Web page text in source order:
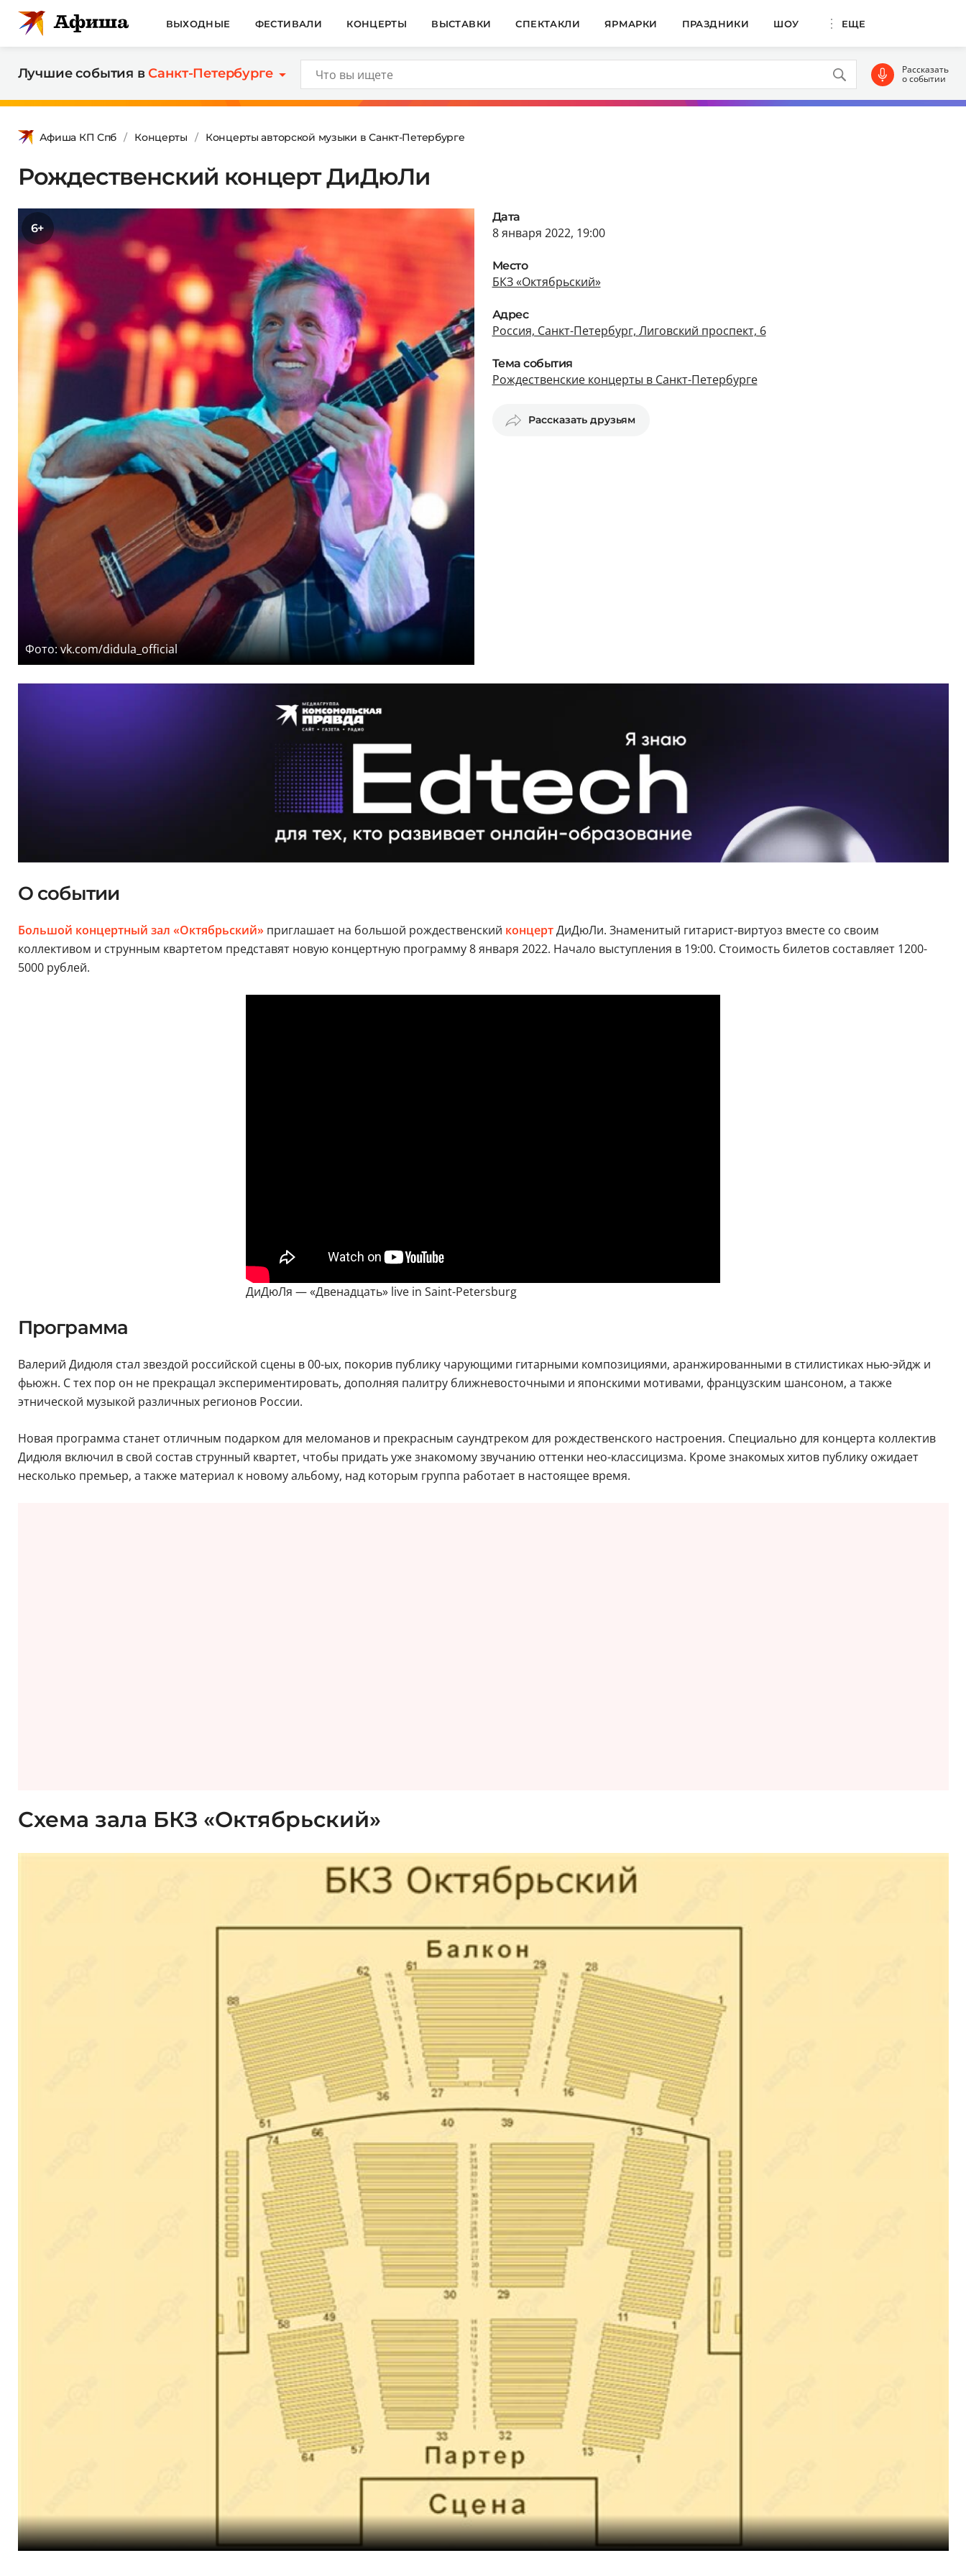
ВЫХОДНЫЕ ФЕСТИВАЛИ КОНЦЕРТЫ ВЫСТАВКИ СПЕКТАКЛИ ЯРМАРКИ ПРАЗДНИКИ ШОУ ЕЩЕ
Лучшие события вСанкт-Петербурге Рассказать
о событии
Афиша КП Спб Концерты Концерты авторской музыки в Санкт-Петербурге
Рождественский концерт ДиДюЛи
6+
Фото: vk.com/didula_official
Дата
8 января 2022, 19:00
Место
БКЗ «Октябрьский»
Адрес
Россия, Санкт-Петербург, Лиговский проспект, 6
Тема события
Рождественские концерты в Санкт-Петербурге
Рассказать друзьям
О событии
Большой концертный зал «Октябрьский» приглашает на большой рождественский концертДиДюЛи. Знаменитый гитарист-виртуоз вместе со своим
коллективом и струнным квартетом представят новую концертную программу 8 января 2022. Начало выступления в 19:00. Стоимость билетов составляет 1200-
5000 рублей.
ДиДюЛя — «Двенадцать» live in Saint-Petersburg
Программа
Валерий Дидюля стал звездой российской сцены в 00-ых, покорив публику чарующими гитарными композициями, аранжированными в стилистиках нью-эйдж и
фьюжн. С тех пор он не прекращал экспериментировать, дополняя палитру ближневосточными и японскими мотивами, французским шансоном, а также
этнической музыкой различных регионов России.
Новая программа станет отличным подарком для меломанов и прекрасным саундтреком для рождественского настроения. Специально для концерта коллектив
Дидюля включил в свой состав струнный квартет, чтобы придать уже знакомому звучанию оттенки нео-классицизма. Кроме знакомых хитов публику ожидает
несколько премьер, а также материал к новому альбому, над которым группа работает в настоящее время.
Схема зала БКЗ «Октябрьский»